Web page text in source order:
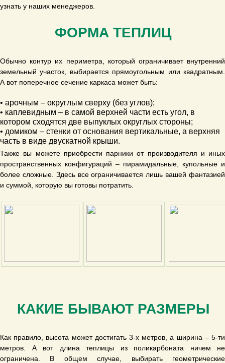
узнать у наших менеджеров.
ФОРМА ТЕПЛИЦ
Обычно контур их периметра, который ограничивает внутренний
земельный участок, выбирается прямоугольным или квадратным.
А вот поперечное сечение каркаса может быть:
• арочным – округлым сверху (без углов);
• каплевидным – в самой верхней части есть угол, в
котором сходятся две выпуклых округлых стороны;
• домиком – стенки от основания вертикальные, а верхняя
часть в виде двускатной крыши.
Также вы можете приобрести парники от производителя и иных
пространственных конфигураций – пирамидальные, купольные и
более сложные. Здесь все ограничивается лишь вашей фантазией
и суммой, которую вы готовы потратить.
КАКИЕ БЫВАЮТ РАЗМЕРЫ
Как правило, высота может достигать 3-х метров, а ширина – 5-ти
метров. А вот длина теплицы из поликарбоната ничем не
ограничена. В общем случае, выбирать геометрические